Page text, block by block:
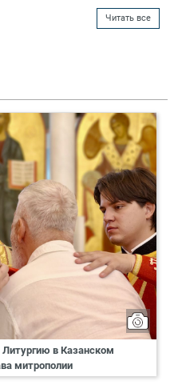
Читать все
в Казанском
митрополии